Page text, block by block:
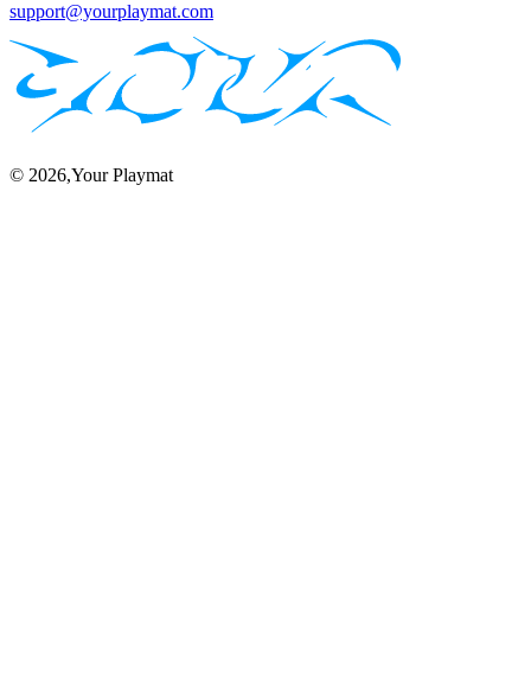
support@yourplaymat.com
© 2026,Your Playmat